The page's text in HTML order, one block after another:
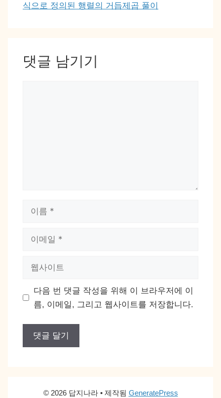
식으로 정의된 행렬의 거듭제곱 풀이
댓글 남기기
트
다음 번 댓글 작성을 위해 이 브라우저에 이
름, 이메일, 그리고 웹사이트를 저장합니다.
© 2026 답지나라• 제작됨 GeneratePress